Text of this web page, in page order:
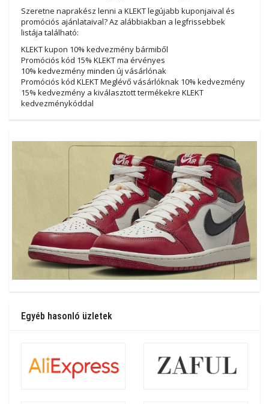
Szeretne naprakész lenni a KLEKT legújabb kuponjaival és
promóciós ajánlataival? Az alábbiakban a legfrissebbek
listája található:
KLEKT kupon 10% kedvezmény bármiből
Promóciós kód 15% KLEKT ma érvényes
10% kedvezmény minden új vásárlónak
Promóciós kód KLEKT Meglévő vásárlóknak 10% kedvezmény
15% kedvezmény a kiválasztott termékekre KLEKT
kedvezménykóddal
Egyéb hasonló üzletek